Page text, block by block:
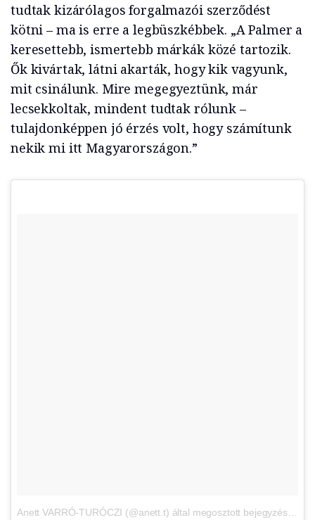
tudtak kizárólagos forgalmazói szerződést
kötni – ma is erre a legbüszkébbek. „A Palmer a
keresettebb, ismertebb márkák közé tartozik.
Ők kivártak, látni akarták, hogy kik vagyunk,
mit csinálunk. Mire megegyeztünk, már
lecsekkoltak, mindent tudtak rólunk –
tulajdonképpen jó érzés volt, hogy számítunk
nekik mi itt Magyarországon.”
Anett VARRÓ-TURÓCZI (@anett.t) által megosztott bejegyzés
,Máj